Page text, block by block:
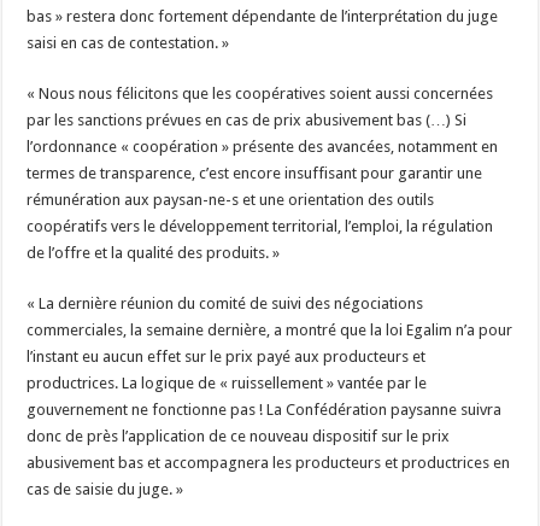
bas » restera donc fortement dépendante de l’interprétation du juge
saisi en cas de contestation. »
« Nous nous félicitons que les coopératives soient aussi concernées
par les sanctions prévues en cas de prix abusivement bas (…) Si
l’ordonnance « coopération » présente des avancées, notamment en
termes de transparence, c’est encore insuffisant pour garantir une
rémunération aux paysan-ne-s et une orientation des outils
coopératifs vers le développement territorial, l’emploi, la régulation
de l’offre et la qualité des produits. »
« La dernière réunion du comité de suivi des négociations
commerciales, la semaine dernière, a montré que la loi Egalim n’a pour
l’instant eu aucun effet sur le prix payé aux producteurs et
productrices. La logique de « ruissellement » vantée par le
gouvernement ne fonctionne pas ! La Confédération paysanne suivra
donc de près l’application de ce nouveau dispositif sur le prix
abusivement bas et accompagnera les producteurs et productrices en
cas de saisie du juge. »